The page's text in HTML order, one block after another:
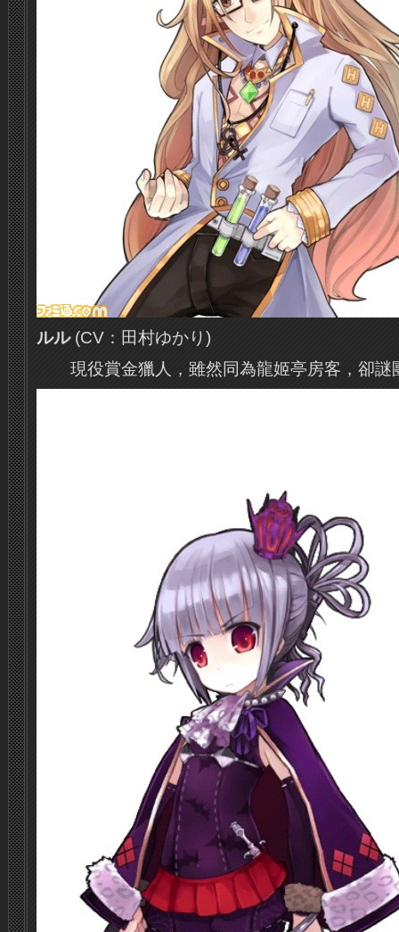
ルル(CV：田村ゆかり)
現役賞金獵人，雖然同為龍姬亭房客，卻謎